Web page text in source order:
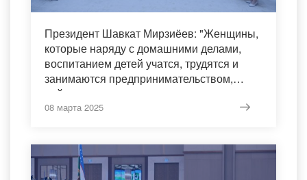
Президент Шавкат Мирзиёев: "Женщины,
которые наряду с домашними делами,
воспитанием детей учатся, трудятся и
занимаются предпринимательством,
действительно являются настоящими
героями нашего времени"
08 марта 2025